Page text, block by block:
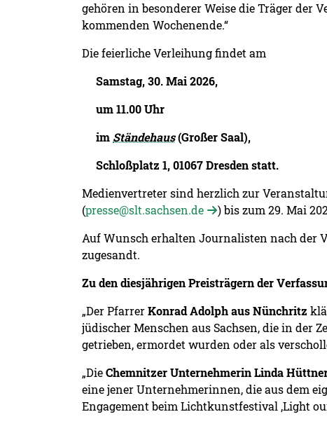
gehören in besonderer Weise die Träger der
kommenden Wochenende.“
Die feierliche Verleihung findet am
Samstag, 30. Mai 2026,
um 11.00 Uhr
im Ständehaus(Großer Saal),
Schloßplatz 1, 01067 Dresden statt.
Medienvertreter sind herzlich zur
(presse@slt.sachsen.de
) bis zum 29. Mai
Auf Wunsch erhalten Journalisten nach der
zugesandt.
Zu den diesjährigen Preisträgern der
„Der PfarrerKonrad Adolph aus Nünchritz
jüdischer Menschen aus Sachsen, die in der
getrieben, ermordet wurden oder als
„DieChemnitzer Unternehmerin Linda
eine jener Unternehmerinnen, die aus dem
Engagement beim Lichtkunstfestival ‚Light